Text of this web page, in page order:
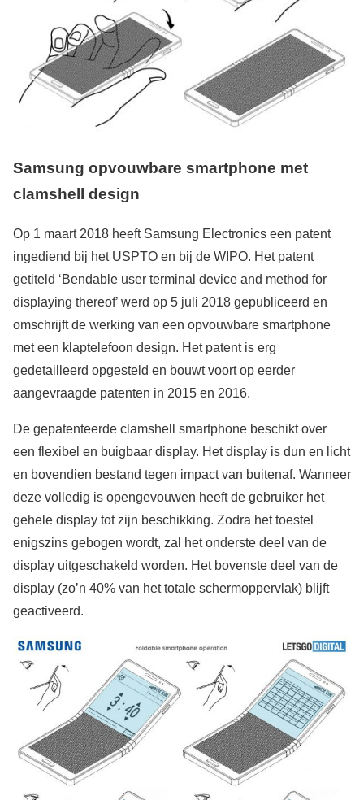
Samsung opvouwbare smartphone met
clamshell design
Op 1 maart 2018 heeft Samsung Electronics een patent
ingediend bij het USPTO en bij de WIPO. Het patent
getiteld ‘Bendable user terminal device and method for
displaying thereof’ werd op 5 juli 2018 gepubliceerd en
omschrijft de werking van een opvouwbare smartphone
met een klaptelefoon design. Het patent is erg
gedetailleerd opgesteld en bouwt voort op eerder
aangevraagde patenten in 2015 en 2016.
De gepatenteerde clamshell smartphone beschikt over
een flexibel en buigbaar display. Het display is dun en licht
en bovendien bestand tegen impact van buitenaf. Wanneer
deze volledig is opengevouwen heeft de gebruiker het
gehele display tot zijn beschikking. Zodra het toestel
enigszins gebogen wordt, zal het onderste deel van de
display uitgeschakeld worden. Het bovenste deel van de
display (zo’n 40% van het totale schermoppervlak) blijft
geactiveerd.